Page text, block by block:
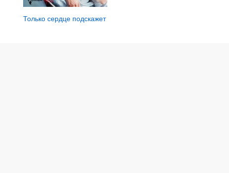
Только сердце подскажет